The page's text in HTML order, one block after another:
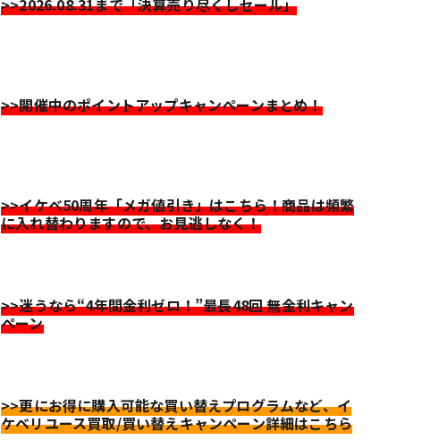
>>開催中のポイントアップキャンペーンまとめ！
>>イケベ50周年「メガ値引き」はこちら！商品は頻繁
に入れ替わりますので、お見逃しなく！
>>迷うなら“4年間金利ゼロ！”最長48回 無金利キャン
ペーン
>>更にお得に購入可能な買い替えプログラムなど、イ
ケベリユース買取/買い替えキャンペーン詳細はこちら